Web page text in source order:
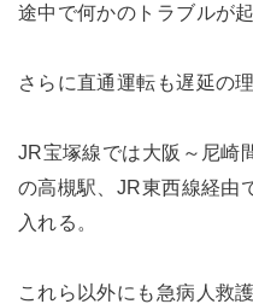
途中で何かのトラブルが
さらに直通運転も遅延の
JR宝塚線では大阪～尼崎
の高槻駅、JR東西線経由
入れる。
これら以外にも急病人救